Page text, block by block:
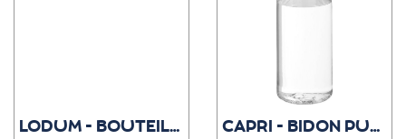
LODUM - BOUTEILLE PUBLICITAIRE CAPRI - BIDON PUBLICITAIRE